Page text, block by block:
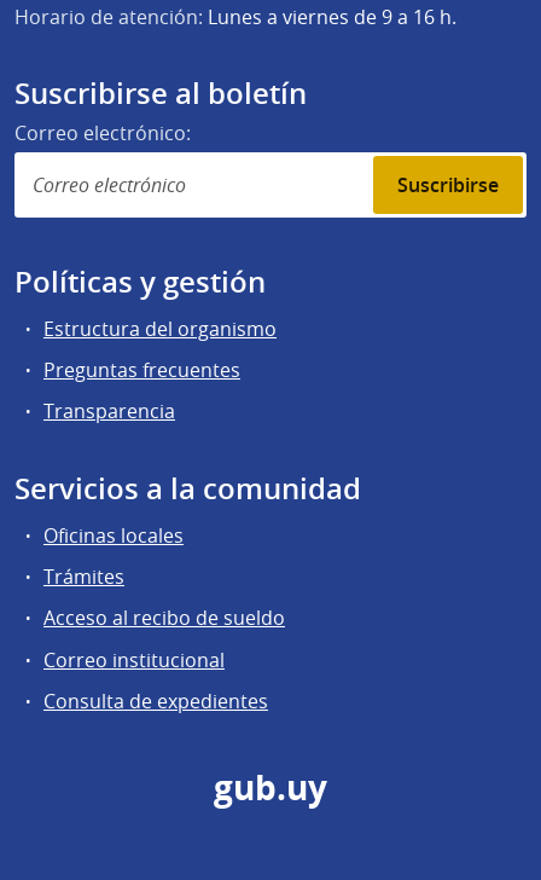
Horario de atención: Lunes a viernes de 9 a 16 h.
Suscribirse al boletín
Correo electrónico:
Suscribirse
Políticas y gestión
Estructura del organismo
Preguntas frecuentes
Transparencia
Servicios a la comunidad
Oficinas locales
Trámites
Acceso al recibo de sueldo
Correo institucional
Consulta de expedientes
gub.uy